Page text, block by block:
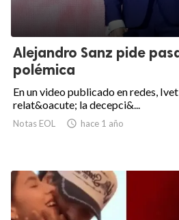
Alejandro Sanz pide
polémica
En un video publicado en redes,
relat&oacute; la decepci&...
Notas EOL  hace 1 año